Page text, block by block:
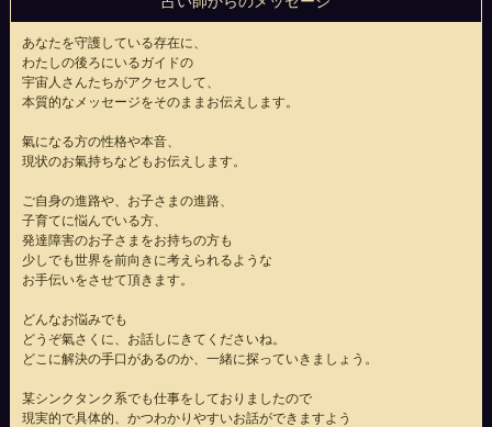
あなたを守護している存在に、
わたしの後ろにいるガイドの
宇宙人さんたちがアクセスして、
本質的なメッセージをそのままお伝えします。
氣になる方の性格や本音、
現状のお氣持ちなどもお伝えします。
ご自身の進路や、お子さまの進路、
子育てに悩んでいる方、
発達障害のお子さまをお持ちの方も
少しでも世界を前向きに考えられるような
お手伝いをさせて頂きます。
どんなお悩みでも
どうぞ氣さくに、お話しにきてくださいね。
どこに解決の手口があるのか、一緒に探っていきましょう。
某シンクタンク系でも仕事をしておりましたので
現実的で具体的、かつわかりやすいお話ができますよう